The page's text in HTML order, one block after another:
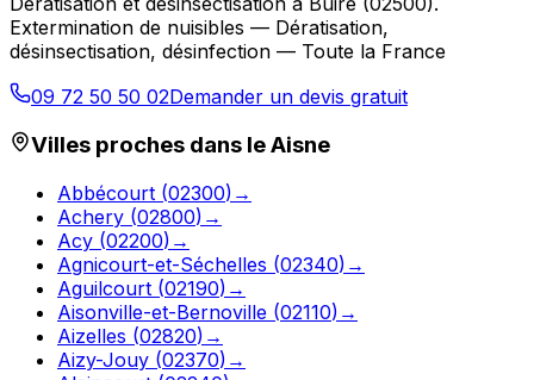
Extermination de nuisibles — Dératisation,
désinsectisation, désinfection — Toute la France
09 72 50 50 02Demander un devis gratuit
Villes proches dans leAisne
Abbécourt (02300) →
Achery (02800) →
Acy (02200) →
Agnicourt-et-Séchelles (02340) →
Aguilcourt (02190) →
Aisonville-et-Bernoville (02110) →
Aizelles (02820) →
Aizy-Jouy (02370) →